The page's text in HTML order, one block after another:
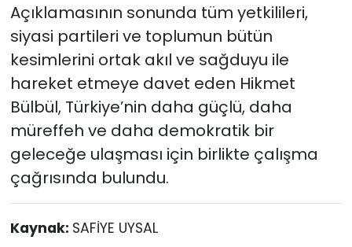
Açıklamasının sonunda tüm yetkilileri,
siyasi partileri ve toplumun bütün
kesimlerini ortak akıl ve sağduyu ile
hareket etmeye davet eden Hikmet
Bülbül, Türkiye’nin daha güçlü, daha
müreffeh ve daha demokratik bir
geleceğe ulaşması için birlikte çalışma
çağrısında bulundu.
Kaynak: SAFİYE UYSAL